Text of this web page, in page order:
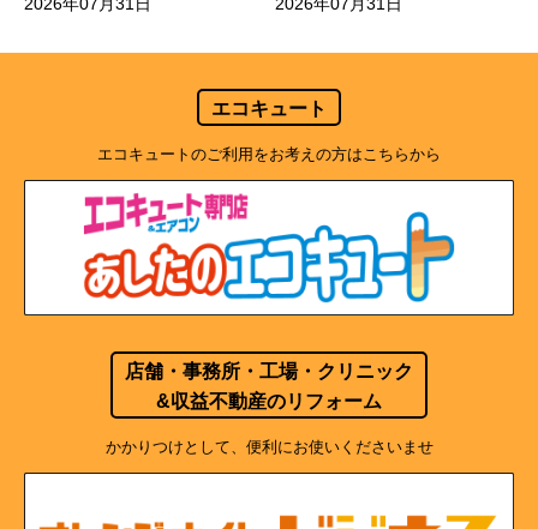
エコキュート
エコキュートのご利用をお考えの方はこちらから
店舗・事務所・工場・クリニック
&収益不動産のリフォーム
かかりつけとして、便利にお使いくださいませ